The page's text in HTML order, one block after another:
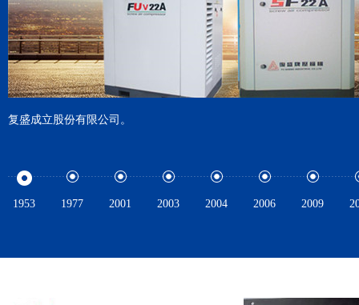
复盛成立股份有限公司。
1953 1977 2001 2003 2004 2006 2009